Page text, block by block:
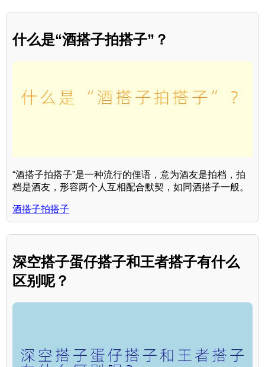
什么是“酒搭子拍搭子”？
“酒搭子拍搭子”是一种流行的俚语，意为酒友是拍档，拍
档是酒友，形容两个人互相配合默契，如同酒搭子一般。
酒搭子拍搭子
深空搭子蛋仔搭子和王者搭子有什么
区别呢？